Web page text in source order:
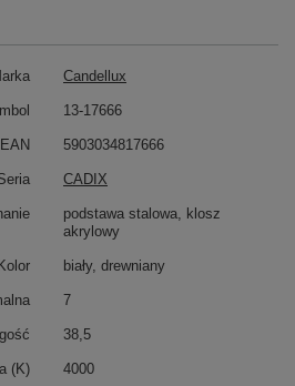
Candellux
13-17666
5903034817666
CADIX
podstawa stalowa, klosz
akrylowy
Kolor biały, drewniany
7
38,5
(K) 4000